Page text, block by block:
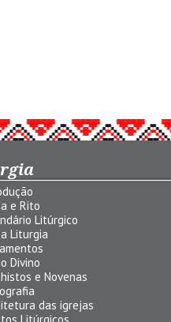
e Rito
Litúrgico
Liturgia
Divino
e Novenas
das igrejas